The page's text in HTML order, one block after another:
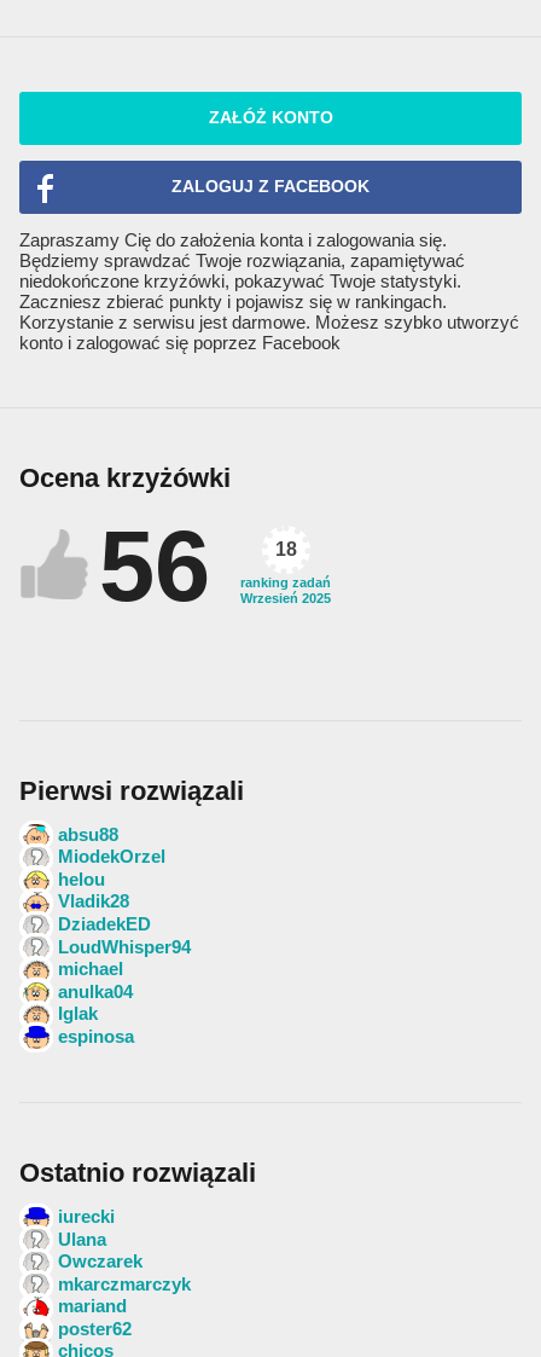
ZAŁÓŻ KONTO
ZALOGUJ Z FACEBOOK
Zapraszamy Cię do założenia konta i zalogowania się.
Będziemy sprawdzać Twoje rozwiązania, zapamiętywać
niedokończone krzyżówki, pokazywać Twoje statystyki.
Zaczniesz zbierać punkty i pojawisz się w rankingach.
Korzystanie z serwisu jest darmowe. Możesz szybko utworzyć
konto i zalogować się poprzez Facebook
Ocena krzyżówki
56 18
ranking zadań
Wrzesień 2025
Pierwsi rozwiązali
absu88
MiodekOrzel
helou
Vladik28
DziadekED
LoudWhisper94
michael
anulka04
Iglak
espinosa
Ostatnio rozwiązali
iurecki
Ulana
Owczarek
mkarczmarczyk
mariand
poster62
chicos